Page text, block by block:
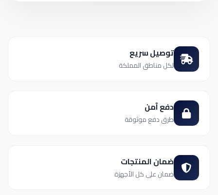
توصيل سريع
لكل مناطق المملكة
دفع آمن
طرق دفع موثوقة
ضمان المنتجات
ضمان على كل الأجهزة